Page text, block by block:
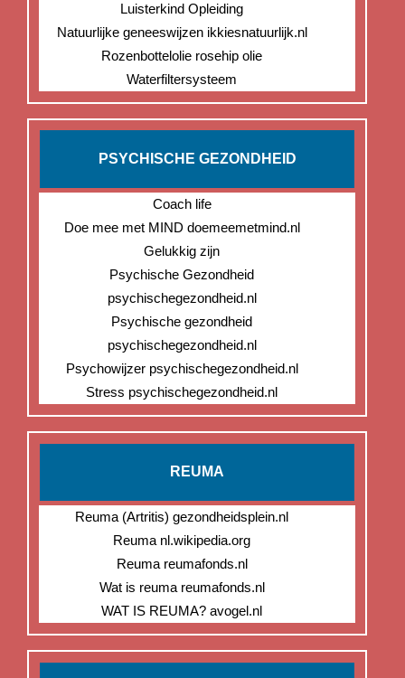
Luisterkind Opleiding
Natuurlijke geneeswijzen ikkiesnatuurlijk.nl
Rozenbottelolie rosehip olie
Waterfiltersysteem
PSYCHISCHE GEZONDHEID
Coach life
Doe mee met MIND doemeemetmind.nl
Gelukkig zijn
Psychische Gezondheid
psychischegezondheid.nl
Psychische gezondheid
psychischegezondheid.nl
Psychowijzer psychischegezondheid.nl
Stress psychischegezondheid.nl
REUMA
Reuma (Artritis) gezondheidsplein.nl
Reuma nl.wikipedia.org
Reuma reumafonds.nl
Wat is reuma reumafonds.nl
WAT IS REUMA? avogel.nl